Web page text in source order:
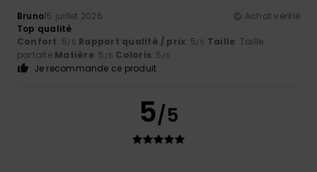
Bruno15 juillet 2026
Achat vérifié
Top qualité
Confort: 5/5 Rapport qualité / prix: 5/5 Taille: Taille
parfaite Matière: 5 /5 Coloris: 5 /5
Je recommande ce produit
5/5